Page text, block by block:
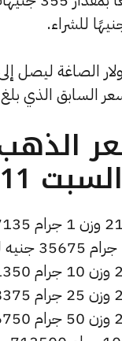
53.69 جنيهًا للبيع و0 جنيهًا للشراء.
5:25 مساءً )